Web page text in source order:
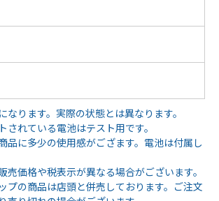
ります。実際の状態とは異なります。
れている電池はテスト用です。
品に多少の使用感がござます。電池は付属し
価格や税表示が異なる場合がございます。
プの商品は店頭と併売しております。ご注文